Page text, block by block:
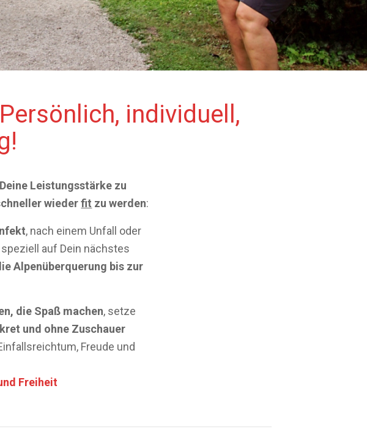
individuell,
Deine Leistungsstärke zu
wiederfit zu werden:
, nach einem Unfall oder
auf Dein nächstes
Alpenüberquerung bis zur
die Spaß machen, setze
und ohne Zuschauer
Freude und
Freiheit